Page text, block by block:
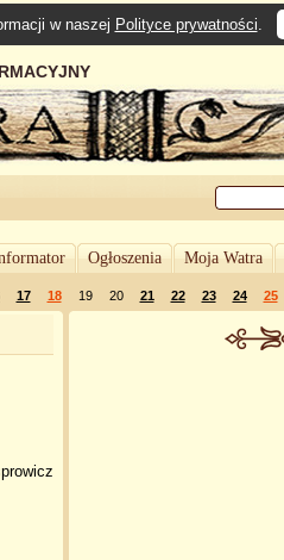
w naszej Polityce prywatności.
Ogłoszenia Moja Watra
17 18 19 20 21 22 23 24 25